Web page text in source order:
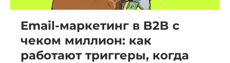
Email-маркетинг в B2B с
чеком миллион: как
работают триггеры, когда